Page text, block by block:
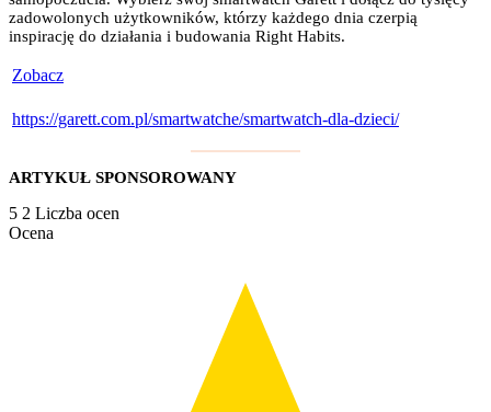
zadowolonych użytkowników, którzy każdego dnia czerpią
inspirację do działania i budowania Right Habits.
Zobacz
https://garett.com.pl/smartwatche/smartwatch-dla-dzieci/
ARTYKUŁ SPONSOROWANY
5 2 Liczba ocen
Ocena